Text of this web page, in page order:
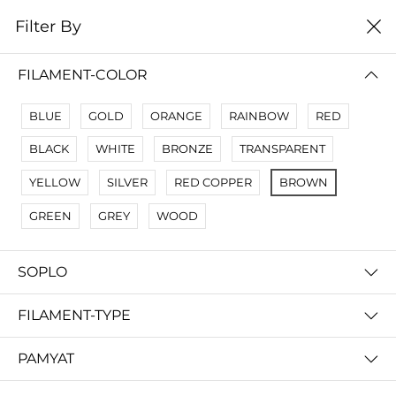
0
No Results
Not Found Filters1
Not Found Filters2
Filter By
FILAMENT-COLOR
BLUE GOLD ORANGE RAINBOW RED
BLACK WHITE BRONZE TRANSPARENT
YELLOW SILVER RED COPPER BROWN
GREEN GREY WOOD
SOPLO
FILAMENT-TYPE
PAMYAT